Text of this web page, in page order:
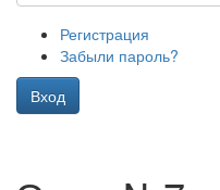
Регистрация
Забыли пароль?
Вход